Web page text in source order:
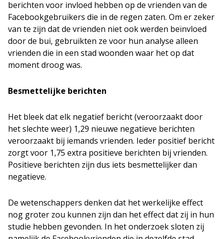
berichten voor invloed hebben op de vrienden van de
Facebookgebruikers die in de regen zaten. Om er zeker
van te zijn dat de vrienden niet ook werden beïnvloed
door de bui, gebruikten ze voor hun analyse alleen
vrienden die in een stad woonden waar het op dat
moment droog was.
Besmettelijke berichten
Het bleek dat elk negatief bericht (veroorzaakt door
het slechte weer) 1,29 nieuwe negatieve berichten
veroorzaakt bij iemands vrienden. Ieder positief bericht
zorgt voor 1,75 extra positieve berichten bij vrienden.
Positieve berichten zijn dus iets besmettelijker dan
negatieve.
De wetenschappers denken dat het werkelijke effect
nog groter zou kunnen zijn dan het effect dat zij in hun
studie hebben gevonden. In het onderzoek sloten zij